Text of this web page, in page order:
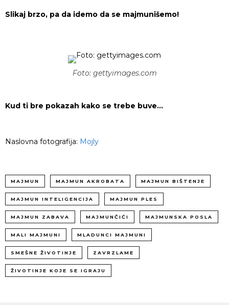
Slikaj brzo, pa da idemo da se majmunišemo!
Foto: gettyimages.com
Kud ti bre pokazah kako se trebe buve…
Naslovna fotografija: Mojly
MAJMUN MAJMUN AKROBATA MAJMUN BIŠTENJE
MAJMUN INTELIGENCIJA MAJMUN PLES
MAJMUN ZABAVA MAJMUNČIĆI MAJMUNSKA POSLA
MALI MAJMUNI MLADUNCI MAJMUNI
SMEŠNE ŽIVOTINJE ZAVRZLAME
ŽIVOTINJE KOJE SE IGRAJU